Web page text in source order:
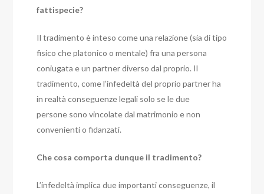
fattispecie?
Il tradimento è inteso come una relazione (sia di tipo
fisico che platonico o mentale) fra una persona
coniugata e un partner diverso dal proprio. Il
tradimento, come l’infedeltà del proprio partner ha
in realtà conseguenze legali solo se le due
persone sono vincolate dal matrimonio e non
convenienti o fidanzati.
Che cosa comporta dunque il tradimento?
L’infedeltà implica due importanti conseguenze, il